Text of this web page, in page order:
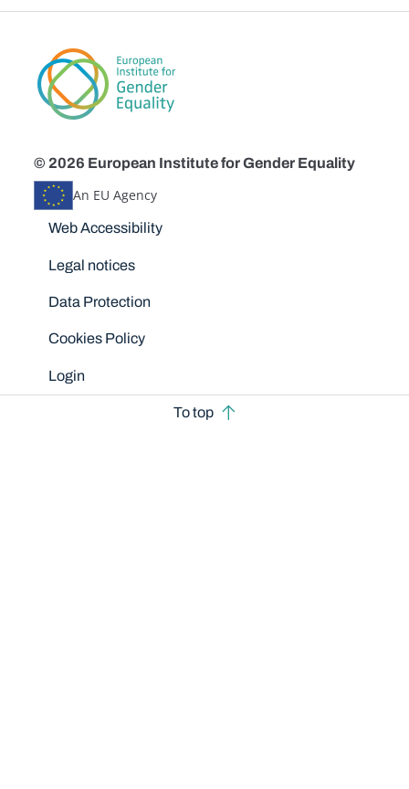
© 2026 European Institute for Gender Equality
An EU Agency
Disclaimers
Web Accessibility
Legal notices
Data Protection
Cookies Policy
Login
To top